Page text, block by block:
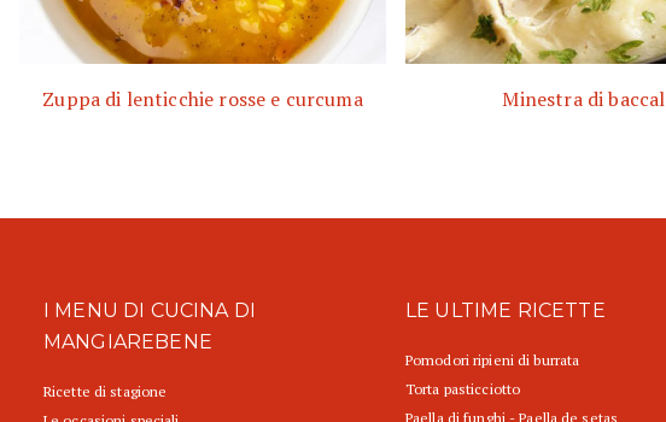
Zuppa di lenticchie rosse e curcuma Minestra di
I MENU DI CUCINA DI
MANGIAREBENE
Ricette di stagione
LE ULTIME RICETTE
Pomodori ripieni di burrata
Torta pasticciotto
Paella di funghi - Paella de setas